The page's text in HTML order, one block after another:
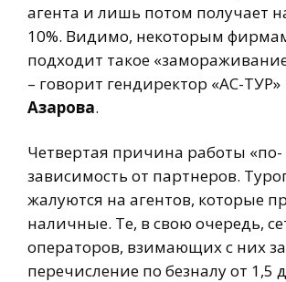
агента и лишь потом получает
10%. Видимо, некоторым
подходит такое
– говорит гендиректор «АС-ТУР»
Азарова.
Четвертая причина работы «по-
зависимость от партнеров.
жалуются на агентов, которые
наличные. Те, в свою очередь,
операторов, взимающих с них за
перечисление по безналу от 1,5